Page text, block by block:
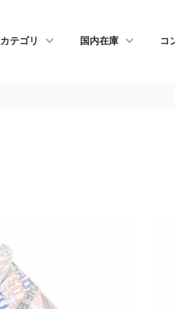
カテゴリ 国内在庫 コ